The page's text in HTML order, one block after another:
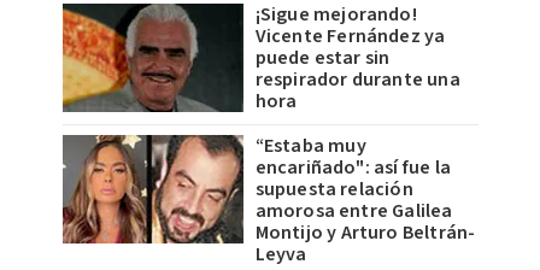
¡Sigue mejorando!
Vicente Fernández ya
puede estar sin
respirador durante una
hora
“Estaba muy
encariñado": así fue la
supuesta relación
amorosa entre Galilea
Montijo y Arturo Beltrán-
Leyva